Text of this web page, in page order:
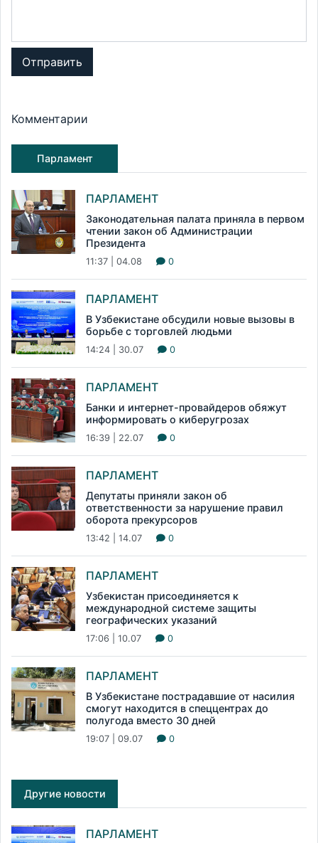
Отправить
Комментарии
Парламент
ПАРЛАМЕНТ
Законодательная палата приняла в первом
чтении закон об Администрации
Президента
11:37 | 04.08 0
ПАРЛАМЕНТ
В Узбекистане обсудили новые вызовы в
борьбе с торговлей людьми
14:24 | 30.07 0
ПАРЛАМЕНТ
Банки и интернет-провайдеров обяжут
информировать о киберугрозах
16:39 | 22.07 0
ПАРЛАМЕНТ
Депутаты приняли закон об
ответственности за нарушение правил
оборота прекурсоров
13:42 | 14.07 0
ПАРЛАМЕНТ
Узбекистан присоединяется к
международной системе защиты
географических указаний
17:06 | 10.07 0
ПАРЛАМЕНТ
В Узбекистане пострадавшие от насилия
смогут находится в спеццентрах до
полугода вместо 30 дней
19:07 | 09.07 0
Другие новости
ПАРЛАМЕНТ